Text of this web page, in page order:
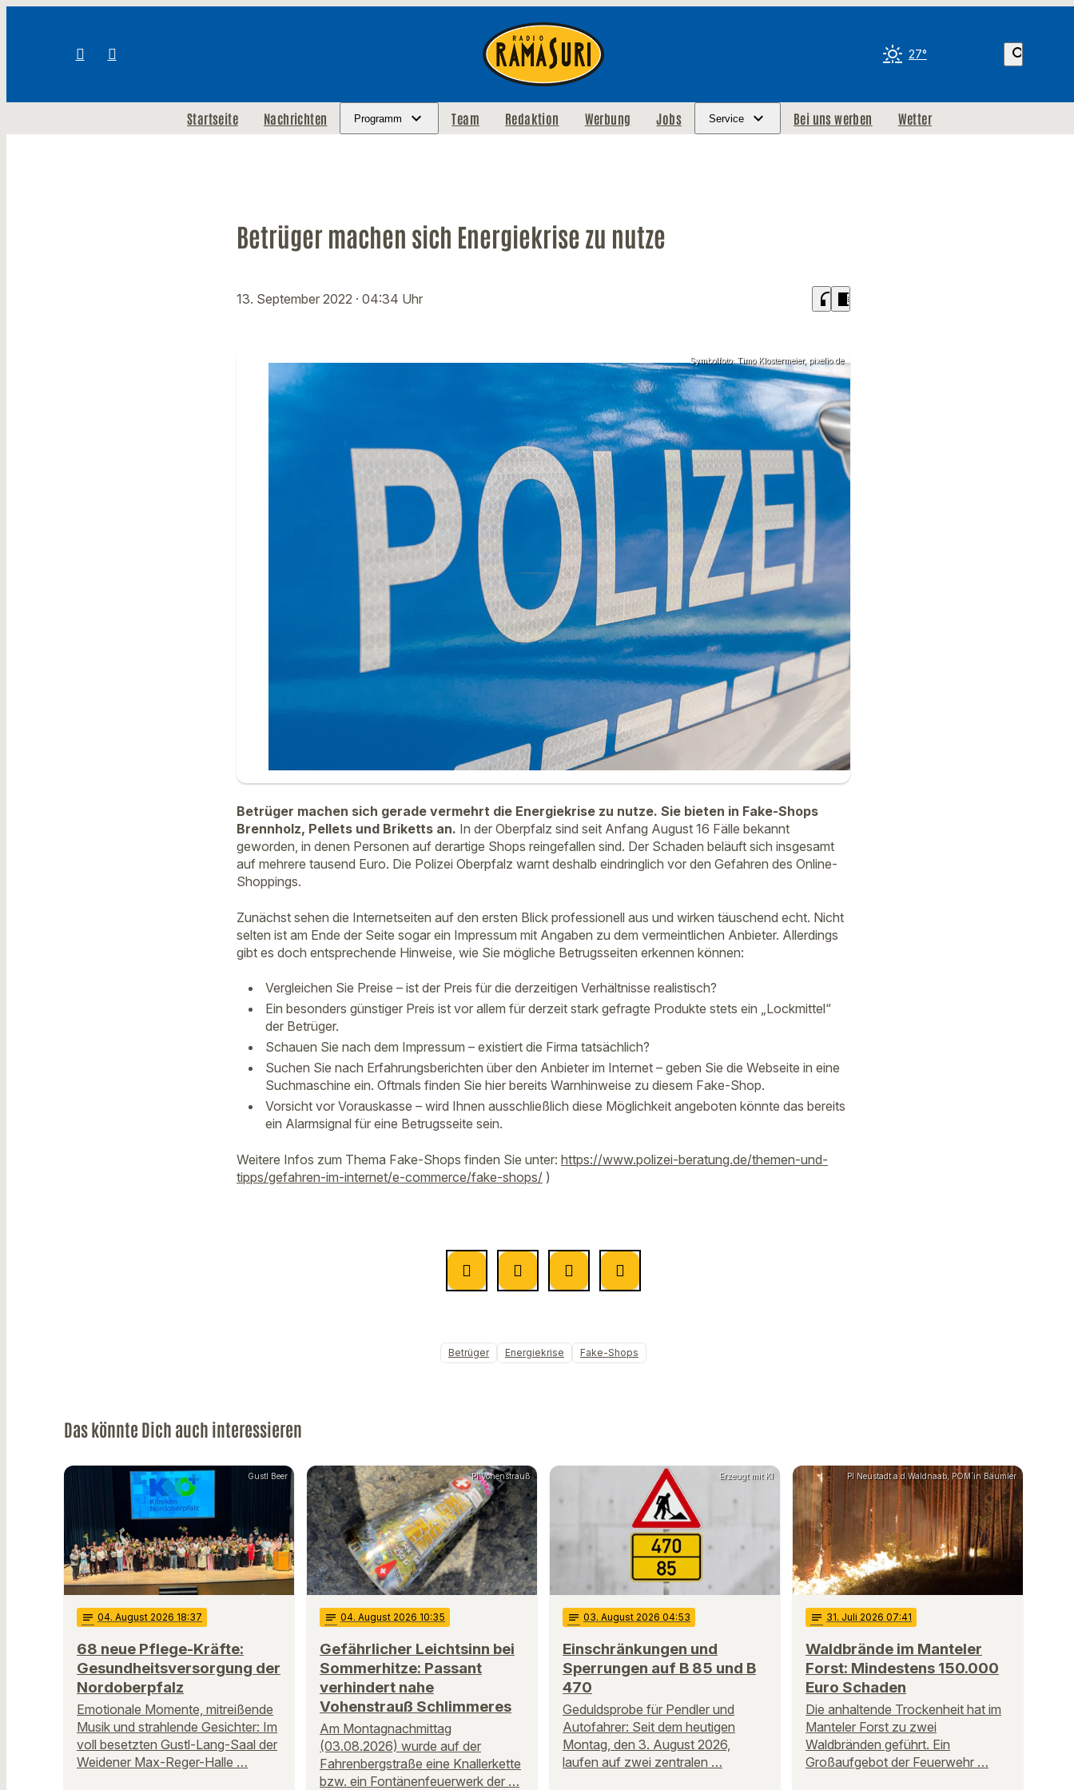
27° search
Startseite Nachrichten Programm Team Redaktion Werbung Jobs Service Bei uns werben Wetter
Betrüger machen sich Energiekrise zu nutze
13. September 2022 · 04:34 Uhr headphones chrome_reader_mode
Symbolfoto: Timo Klostermeier, pixelio.de
Betrüger machen sich gerade vermehrt die Energiekrise zu nutze. Sie bieten in Fake-Shops
Brennholz, Pellets und Briketts an. In der Oberpfalz sind seit Anfang August 16 Fälle bekannt
geworden, in denen Personen auf derartige Shops reingefallen sind. Der Schaden beläuft sich insgesamt
auf mehrere tausend Euro. Die Polizei Oberpfalz warnt deshalb eindringlich vor den Gefahren des Online-
Shoppings.
Zunächst sehen die Internetseiten auf den ersten Blick professionell aus und wirken täuschend echt. Nicht
selten ist am Ende der Seite sogar ein Impressum mit Angaben zu dem vermeintlichen Anbieter. Allerdings
gibt es doch entsprechende Hinweise, wie Sie mögliche Betrugsseiten erkennen können:
Vergleichen Sie Preise – ist der Preis für die derzeitigen Verhältnisse realistisch?
Ein besonders günstiger Preis ist vor allem für derzeit stark gefragte Produkte stets ein „Lockmittel“
der Betrüger.
Schauen Sie nach dem Impressum – existiert die Firma tatsächlich?
Suchen Sie nach Erfahrungsberichten über den Anbieter im Internet – geben Sie die Webseite in eine
Suchmaschine ein. Oftmals finden Sie hier bereits Warnhinweise zu diesem Fake-Shop.
Vorsicht vor Vorauskasse – wird Ihnen ausschließlich diese Möglichkeit angeboten könnte das bereits
ein Alarmsignal für eine Betrugsseite sein.
Weitere Infos zum Thema Fake-Shops finden Sie unter: https://www.polizei-beratung.de/themen-und-
tipps/gefahren-im-internet/e-commerce/fake-shops/ )
Betrüger Energiekrise Fake-Shops
Das könnte Dich auch interessieren
Gustl Beer
notes 04. August 2026 18:37
68 neue Pflege-Kräfte:
Gesundheitsversorgung der
Nordoberpfalz
Emotionale Momente, mitreißende
Musik und strahlende Gesichter: Im
voll besetzten Gustl-Lang-Saal der
Weidener Max-Reger-Halle …
PI Vohenstrauß
notes 04. August 2026 10:35
Gefährlicher Leichtsinn bei
Sommerhitze: Passant
verhindert nahe
Vohenstrauß Schlimmeres
Am Montagnachmittag
(03.08.2026) wurde auf der
Fahrenbergstraße eine Knallerkette
bzw. ein Fontänenfeuerwerk der …
Erzeugt mit KI
notes 03. August 2026 04:53
Einschränkungen und
Sperrungen auf B 85 und B
470
Geduldsprobe für Pendler und
Autofahrer: Seit dem heutigen
Montag, den 3. August 2026,
laufen auf zwei zentralen …
PI Neustadt a.d.Waldnaab, POM`in Bäumler
notes 31. Juli 2026 07:41
Waldbrände im Manteler
Forst: Mindestens 150.000
Euro Schaden
Die anhaltende Trockenheit hat im
Manteler Forst zu zwei
Waldbränden geführt. Ein
Großaufgebot der Feuerwehr …